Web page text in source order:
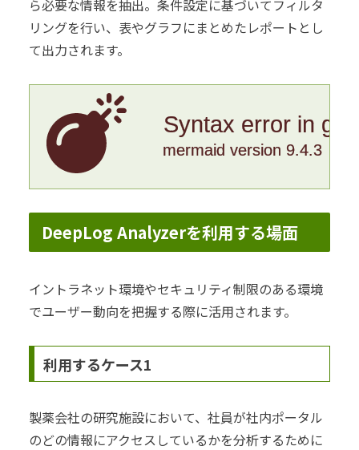
ら必要な情報を抽出。条件設定に基づいてフィルタ
リングを行い、表やグラフにまとめたレポートとし
て出力されます。
Syntax error in
mermaid version 9.4.3
DeepLog Analyzerを利用する場面
イントラネット環境やセキュリティ制限のある環境
でユーザー動向を把握する際に活用されます。
利用するケース1
製薬会社の研究施設において、社員が社内ポータル
のどの情報にアクセスしているかを分析するために